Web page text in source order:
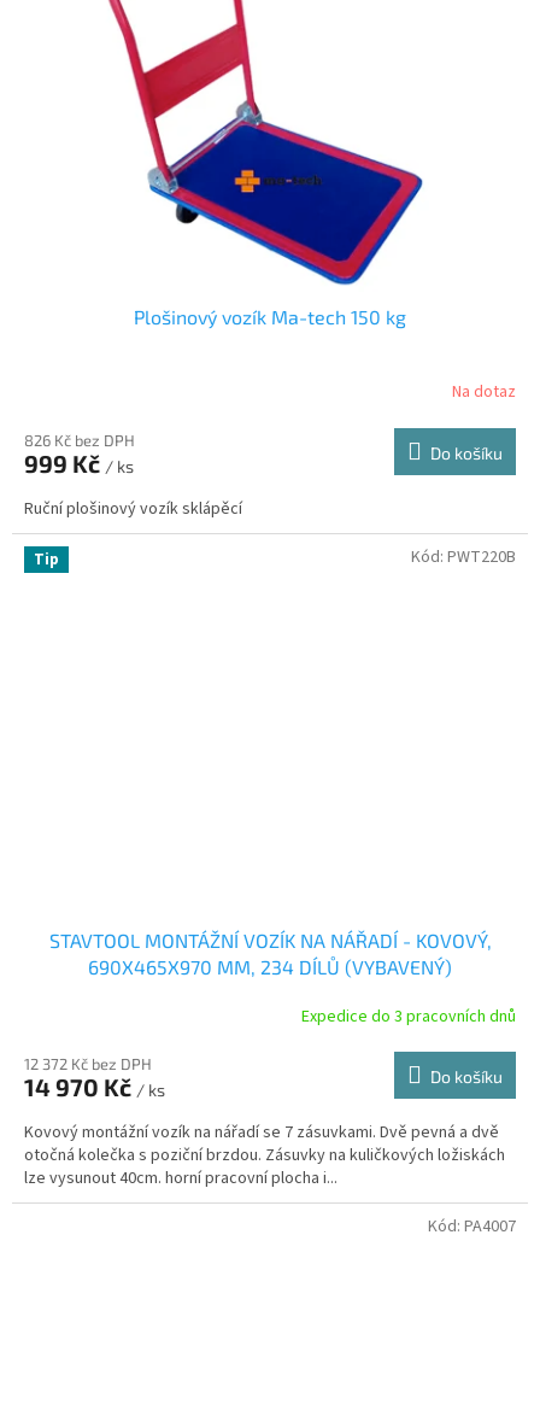
Plošinový vozík Ma-tech 150 kg
Na dotaz
826 Kč bez DPH
999 Kč / ks
Do košíku
Ruční plošinový vozík sklápěcí
Tip
STAVTOOL MONTÁŽNÍ VOZÍK NA NÁŘADÍ - KOVOVÝ,
690X465X970 MM, 234 DÍLŮ (VYBAVENÝ)
Expedice do 3 pracovních dnů
12 372 Kč bez DPH
14 970 Kč / ks
Do košíku
Kovový montážní vozík na nářadí se 7 zásuvkami. Dvě pevná a dvě
otočná kolečka s poziční brzdou. Zásuvky na kuličkových ložiskách
lze vysunout 40cm. horní pracovní plocha i...
Kód: PWT220B
Kód: PA4007